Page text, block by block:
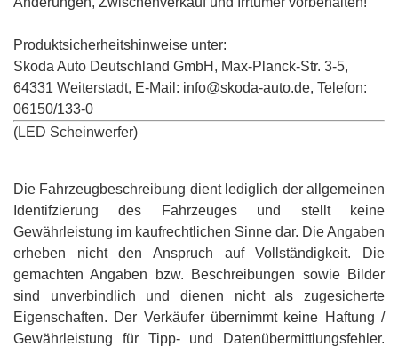
Produktsicherheitshinweise unter:
Skoda Auto Deutschland GmbH, Max-Planck-Str. 3-5,
64331 Weiterstadt, E-Mail: info@skoda-auto.de, Telefon:
06150/133-0
(LED Scheinwerfer)
Die Fahrzeugbeschreibung dient lediglich der allgemeinen
Identifzierung des Fahrzeuges und stellt keine
Gewährleistung im kaufrechtlichen Sinne dar. Die Angaben
erheben nicht den Anspruch auf Vollständigkeit. Die
gemachten Angaben bzw. Beschreibungen sowie Bilder
sind unverbindlich und dienen nicht als zugesicherte
Eigenschaften. Der Verkäufer übernimmt keine Haftung /
Gewährleistung für Tipp- und Datenübermittlungsfehler.